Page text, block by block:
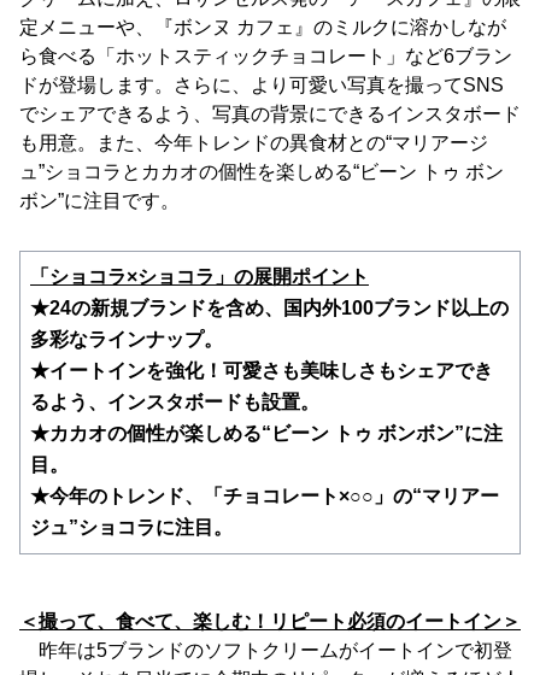
定メニューや、『ボンヌ カフェ』のミルクに溶かしなが
ら食べる「ホットスティックチョコレート」など6ブラン
ドが登場します。さらに、より可愛い写真を撮ってSNS
でシェアできるよう、写真の背景にできるインスタボード
も用意。また、今年トレンドの異食材との“マリアージ
ュ”ショコラとカカオの個性を楽しめる“ビーン トゥ ボン
ボン”に注目です。
「ショコラ×ショコラ」の展開ポイント
★24の新規ブランドを含め、国内外100ブランド以上の
多彩なラインナップ。
★イートインを強化！可愛さも美味しさもシェアでき
るよう、インスタボードも設置。
★カカオの個性が楽しめる“ビーン トゥ ボンボン”に注
目。
★今年のトレンド、「チョコレート×○○」の“マリアー
ジュ”ショコラに注目。
＜撮って、食べて、楽しむ！リピート必須のイートイン＞
昨年は5ブランドのソフトクリームがイートインで初登